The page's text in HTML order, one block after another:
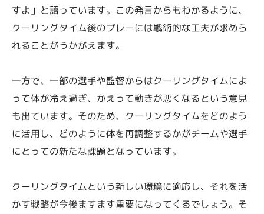
すよ」と語っています。この発言からもわかるように、
クーリングタイム後のプレーには戦術的な工夫が求めら
れることがうかがえます。
一方で、一部の選手や監督からはクーリングタイムによ
って体が冷え過ぎ、かえって動きが悪くなるという意見
も出ています。そのため、クーリングタイムをどのよう
に活用し、どのように体を再調整するかがチームや選手
にとっての新たな課題となっています。
クーリングタイムという新しい環境に適応し、それを活
かす戦略が今後ますます重要になってくるでしょう。そ